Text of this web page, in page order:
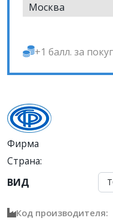
Москва
+1 балл. за
Фирма
Страна:
ВИД
Код производителя: